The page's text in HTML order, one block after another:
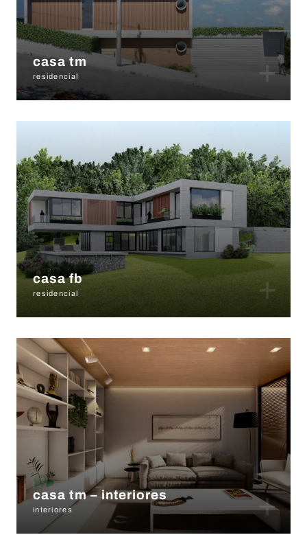
casa tm
residencial +
casa fb
residencial +
casa tm – interiores
interiores +